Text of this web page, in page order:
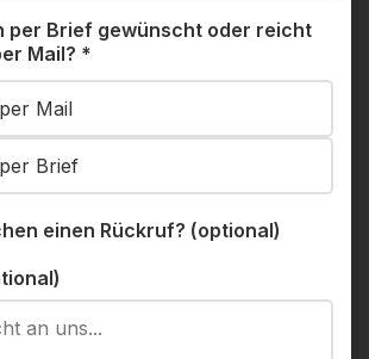
per Brief gewünscht oder reicht
Mail? *
Mail
Brief
einen Rückruf? (optional)